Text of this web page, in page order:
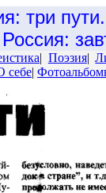
три пути.
| Поэзия|
себе|